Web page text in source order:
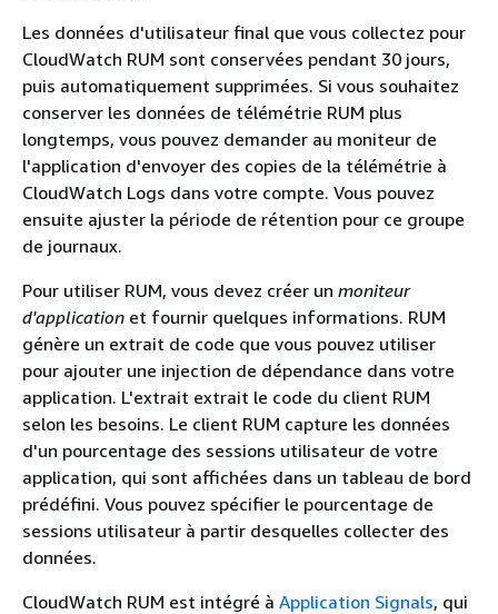
Les données d'utilisateur final que vous collectez pour
CloudWatch RUM sont conservées pendant 30 jours,
puis automatiquement supprimées. Si vous souhaitez
conserver les données de télémétrie RUM plus
longtemps, vous pouvez demander au moniteur de
l'application d'envoyer des copies de la télémétrie à
CloudWatch Logs dans votre compte. Vous pouvez
ensuite ajuster la période de rétention pour ce groupe
de journaux.
Pour utiliser RUM, vous devez créer un moniteur
d'application et fournir quelques informations. RUM
génère un extrait de code que vous pouvez utiliser
pour ajouter une injection de dépendance dans votre
application. L'extrait extrait le code du client RUM
selon les besoins. Le client RUM capture les données
d'un pourcentage des sessions utilisateur de votre
application, qui sont affichées dans un tableau de bord
prédéfini. Vous pouvez spécifier le pourcentage de
sessions utilisateur à partir desquelles collecter des
données.
CloudWatch RUM est intégré à Application Signals, qui